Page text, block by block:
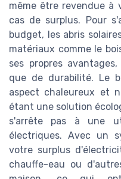
même être revendue à
cas de surplus. Pour
budget, les abris
matériaux comme le
ses propres
que de durabilité. Le
aspect chaleureux et
étant une solution
s'arrête pas à une
électriques. Avec un
votre surplus
chauffe-eau ou